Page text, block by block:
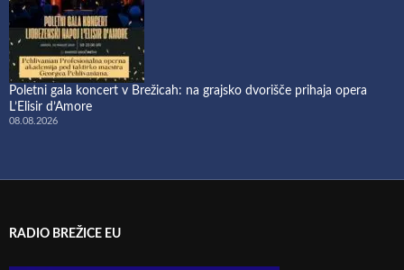
Poletni gala koncert v Brežicah: na grajsko dvorišče prihaja opera
L’Elisir d’Amore
08.08.2026
RADIO BREŽICE EU